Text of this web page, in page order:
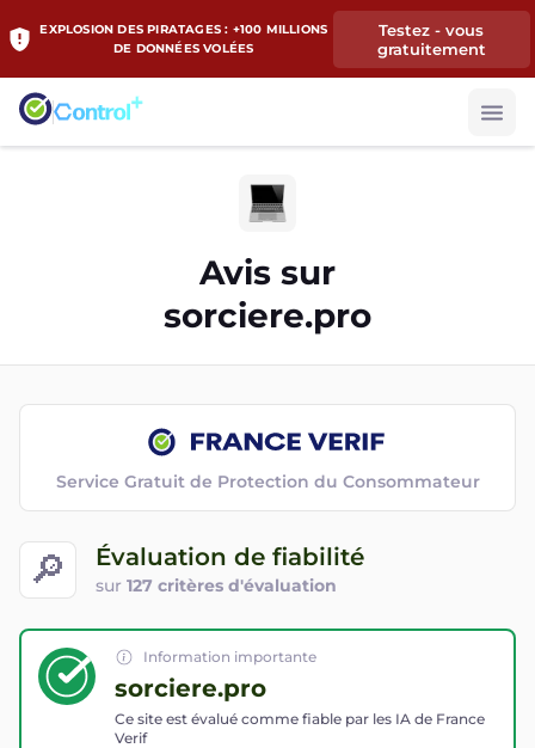
EXPLOSION DES PIRATAGES : +100 MILLIONS
DE DONNÉES VOLÉES
Testez - vous
gratuitement
Avis sur
sorciere.pro
🔎 Évaluation de fiabilité
sur 127 critères d'évaluation
Service Gratuit de Protection du Consommateur
Information importante
sorciere.pro
Ce site est évalué comme fiable par les IA de France
Verif